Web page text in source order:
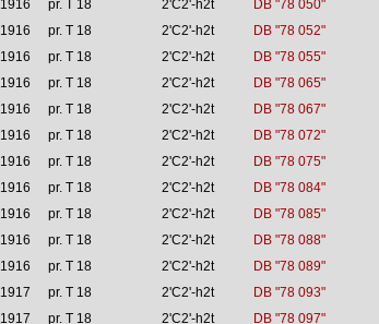
1916 pr. T 18 2'C2'-h2t
DB "78 050"
1916 pr. T 18 2'C2'-h2t
DB "78 052"
1916 pr. T 18 2'C2'-h2t
DB "78 055"
1916 pr. T 18 2'C2'-h2t
DB "78 065"
1916 pr. T 18 2'C2'-h2t
DB "78 067"
1916 pr. T 18 2'C2'-h2t
DB "78 072"
1916 pr. T 18 2'C2'-h2t
DB "78 075"
1916 pr. T 18 2'C2'-h2t
DB "78 084"
1916 pr. T 18 2'C2'-h2t
DB "78 085"
1916 pr. T 18 2'C2'-h2t
DB "78 088"
1916 pr. T 18 2'C2'-h2t
DB "78 089"
1917 pr. T 18 2'C2'-h2t
DB "78 093"
1917 pr. T 18 2'C2'-h2t
DB "78 097"